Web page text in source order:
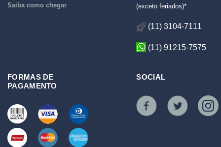
Saiba como chegar
(exceto feriados)*
(11) 3104-7111
(11) 91215-7575
FORMAS DE
PAGAMENTO
SOCIAL